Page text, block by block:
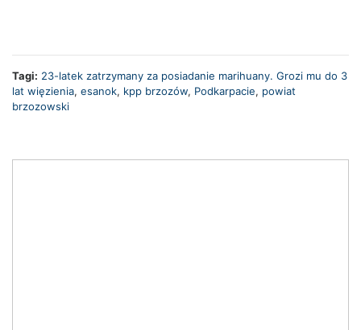
Tagi: 23-latek zatrzymany za posiadanie marihuany. Grozi mu do 3
lat więzienia, esanok, kpp brzozów, Podkarpacie, powiat
brzozowski